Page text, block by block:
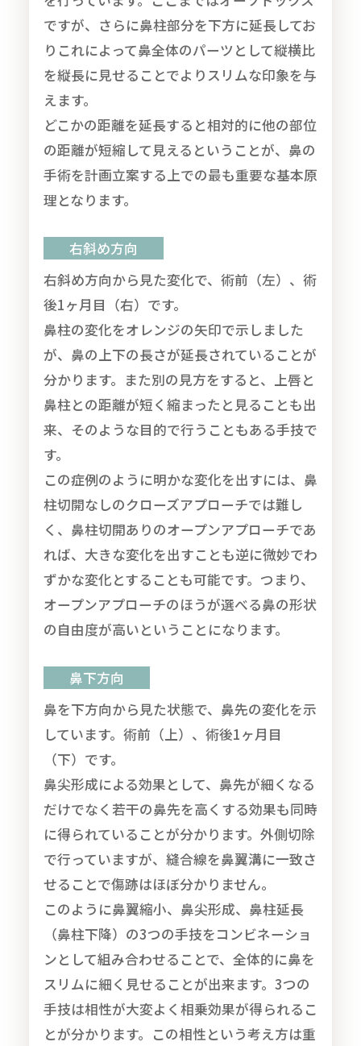
ですが、さらに鼻柱部分を下方に延長してお
りこれによって鼻全体のパーツとして縦横比
を縦長に見せることでよりスリムな印象を与
えます。
どこかの距離を延長すると相対的に他の部位
の距離が短縮して見えるということが、鼻の
手術を計画立案する上での最も重要な基本原
理となります。
右斜め方向
右斜め方向から見た変化で、術前（左）、術
後1ヶ月目（右）です。
鼻柱の変化をオレンジの矢印で示しました
が、鼻の上下の長さが延長されていることが
分かります。また別の見方をすると、上唇と
鼻柱との距離が短く縮まったと見ることも出
来、そのような目的で行うこともある手技で
す。
この症例のように明かな変化を出すには、鼻
柱切開なしのクローズアプローチでは難し
く、鼻柱切開ありのオープンアプローチであ
れば、大きな変化を出すことも逆に微妙でわ
ずかな変化とすることも可能です。つまり、
オープンアプローチのほうが選べる鼻の形状
の自由度が高いということになります。
鼻下方向
鼻を下方向から見た状態で、鼻先の変化を示
しています。術前（上）、術後1ヶ月目
（下）です。
鼻尖形成による効果として、鼻先が細くなる
だけでなく若干の鼻先を高くする効果も同時
に得られていることが分かります。外側切除
で行っていますが、縫合線を鼻翼溝に一致さ
せることで傷跡はほぼ分かりません。
このように鼻翼縮小、鼻尖形成、鼻柱延長
（鼻柱下降）の3つの手技をコンビネーショ
ンとして組み合わせることで、全体的に鼻を
スリムに細く見せることが出来ます。3つの
手技は相性が大変よく相乗効果が得られるこ
とが分かります。この相性という考え方は重